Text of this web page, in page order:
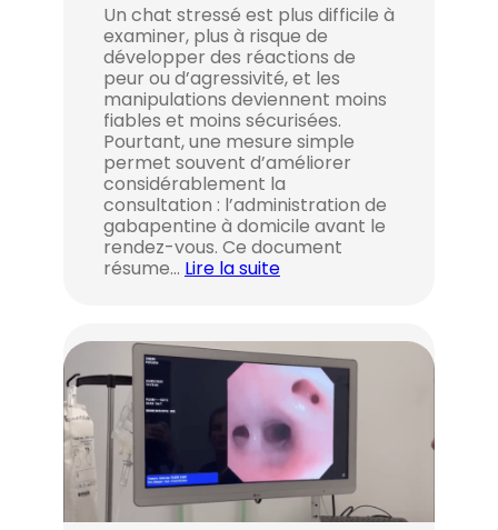
Un chat stressé est plus difficile à
examiner, plus à risque de
développer des réactions de
peur ou d’agressivité, et les
manipulations deviennent moins
fiables et moins sécurisées.
Pourtant, une mesure simple
permet souvent d’améliorer
considérablement la
consultation : l’administration de
gabapentine à domicile avant le
rendez-vous. Ce document
résume… Lire la suite